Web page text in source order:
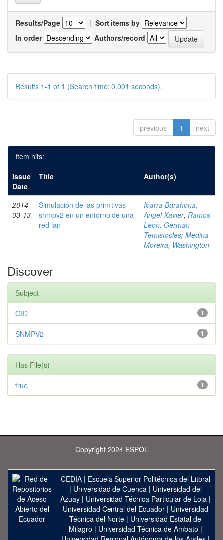
Results/Page | Sort items by
In order
Authors/record
Results 1-1 of 1 (Search time: 0.001 seconds).
previous 1 next
Item hits:
Issue
Date
Title Author(s)
2014-
03-13
Simulación de las primitivas
snmpv2 en un entorno de una
red lan
Ibarra Barahona,
Angel Xavier; Ramos
Leon, German
Temistocles; Medina
Moreira, Washington
Discover
Subject
1
OID
1
SNMPV2
Has File(s)
1
true
Copyright 2024 ESPOL
CEDIA| Escuela Superior Politécnica del Litoral
| Universidad de Cuenca| Universidad del
Azuay| Universidad Técnica Particular de Loja|
Universidad Central del Ecuador| Universidad
Técnica del Norte | Universidad Estatal de
Milagro | Universidad Técnica de Ambato |